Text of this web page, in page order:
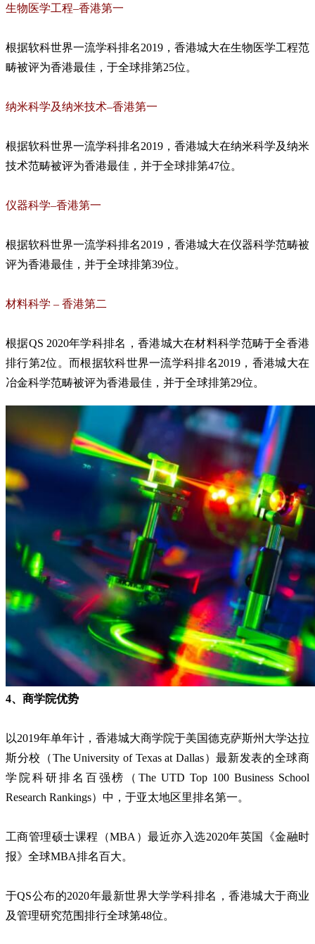
生物医学工程–香港第一
根据软科世界一流学科排名2019，香港城大在生物医学工程范
畴被评为香港最佳，于全球排第25位。
纳米科学及纳米技术–香港第一
根据软科世界一流学科排名2019，香港城大在纳米科学及纳米
技术范畴被评为香港最佳，并于全球排第47位。
仪器科学–香港第一
根据软科世界一流学科排名2019，香港城大在仪器科学范畴被
评为香港最佳，并于全球排第39位。
材料科学 – 香港第二
根据QS 2020年学科排名，香港城大在材料科学范畴于全香港
排行第2位。而根据软科世界一流学科排名2019，香港城大在
冶金科学范畴被评为香港最佳，并于全球排第29位。
4、商学院优势
以2019年单年计，香港城大商学院于美国德克萨斯州大学达拉
斯分校（The University of Texas at Dallas）最新发表的全球商
学院科研排名百强榜（The UTD Top 100 Business School
Research Rankings）中，于亚太地区里排名第一。
工商管理硕士课程（MBA）最近亦入选2020年英国《金融时
报》全球MBA排名百大。
于QS公布的2020年最新世界大学学科排名，香港城大于商业
及管理研究范围排行全球第48位。